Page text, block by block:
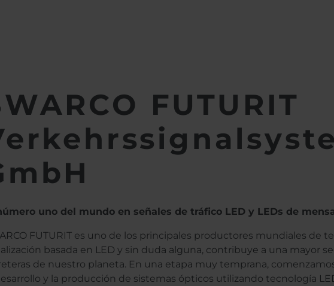
FUTURIT
uno del mundo en señales de tráfico LED y LEDs de
FUTURIT es uno de los principales productores mundiales de
basada en LED y sin duda alguna, contribuye a una mayor
de nuestro planeta. En una etapa muy temprana,
y la producción de sistemas ópticos utilizando tecnología